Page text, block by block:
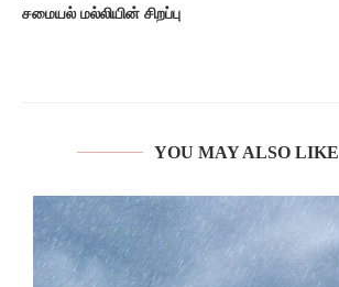
சமையல் மல்லியின் சிறப்பு
YOU MAY ALSO LIKE